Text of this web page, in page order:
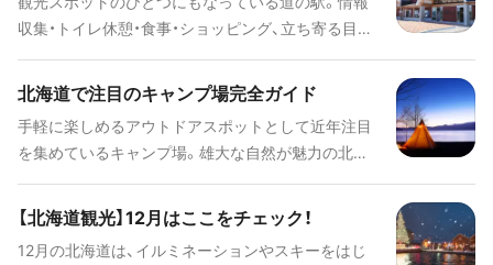
北端にある温泉「童夢」や、珍しい"モールの湯"が湧
出している「十勝川温泉」など、それぞれ特徴が違う
ので自分に合った温泉をぜひ見つけてください！
収集・トイレ休憩・食事・ショッピング、立ち寄る目的
旅の疲れを癒してくれる温泉がある施設もありま
す。ここでは、北海道で人気の高い「道の駅」をエリ
アごとに紹介しています。
北海道で注目のキャンプ場完全ガイド
手軽に楽しめるアウトドアスポットとして近年注目
を集めているキャンプ場。雄大な自然が魅力の北海
介します。ぜひこのコラムを参考に、足を運んでみて
くださいね！
【北海道観光】12月はここをチェック！
12月の北海道は、イルミネーションやスキーをはじ